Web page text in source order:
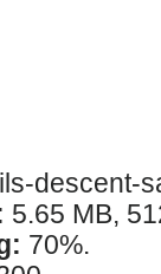
descent-
5.65 MB,
70%.